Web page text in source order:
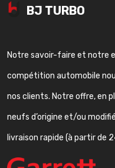
BJ TURBO
Notre savoir-faire et notre
compétition automobile
nos clients. Notre offre, en
neufs d’origine et/ou
livraison rapide (à partir de